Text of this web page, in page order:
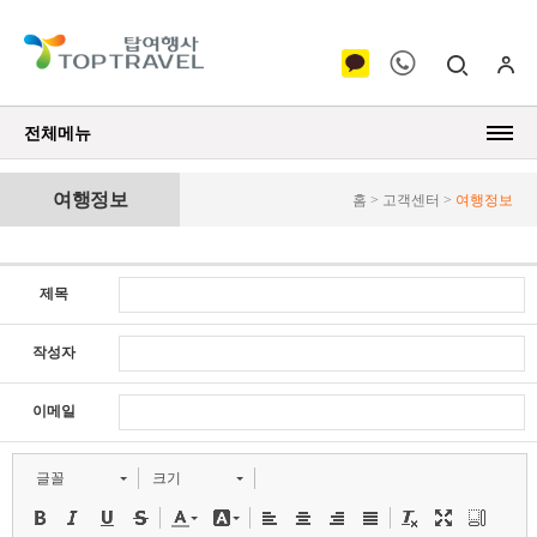
전체메뉴
홈 > 고객센터 > 여행정보
여행정보
제목
작성자
이메일
글꼴 크기